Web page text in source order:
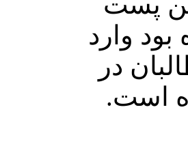
بود وارد
در
است.